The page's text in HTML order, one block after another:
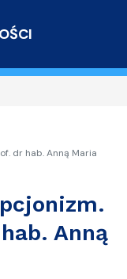
dr hab. Anną Maria
Anną